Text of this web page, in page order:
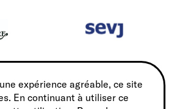
Partenaire régional
expérience agréable, ce site
En continuant à utiliser ce